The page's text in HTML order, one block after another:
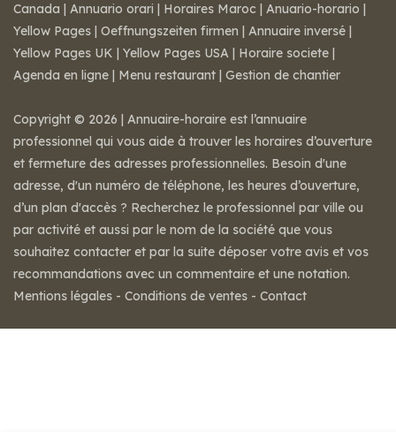
Canada | Annuario orari | Horaires Maroc | Anuario-horario |
Yellow Pages | Oeffnungszeiten firmen | Annuaire inversé |
Yellow Pages UK | Yellow Pages USA | Horaire societe |
Agenda en ligne | Menu restaurant | Gestion de chantier
Copyright © 2026 | Annuaire-horaire est l’annuaire
professionnel qui vous aide à trouver les horaires d’ouverture
et fermeture des adresses professionnelles. Besoin d'une
adresse, d'un numéro de téléphone, les heures d’ouverture,
d’un plan d'accès ? Recherchez le professionnel par ville ou
par activité et aussi par le nom de la société que vous
souhaitez contacter et par la suite déposer votre avis et vos
recommandations avec un commentaire et une notation.
Mentions légales - Conditions de ventes - Contact